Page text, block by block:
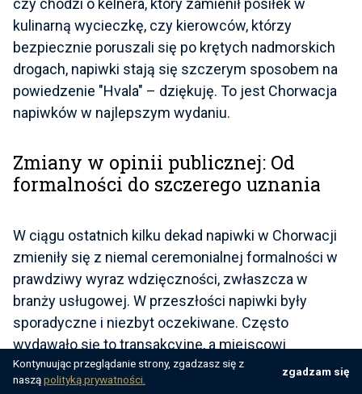
czy chodzi o kelnera, który zamienił posiłek w
kulinarną wycieczkę, czy kierowców, którzy
bezpiecznie poruszali się po krętych nadmorskich
drogach, napiwki stają się szczerym sposobem na
powiedzenie "Hvala" – dziękuję. To jest Chorwacja
napiwków w najlepszym wydaniu.
Zmiany w opinii publicznej: Od
formalności do szczerego uznania
W ciągu ostatnich kilku dekad napiwki w Chorwacji
zmieniły się z niemal ceremonialnej formalności w
prawdziwy wyraz wdzięczności, zwłaszcza w
branży usługowej. W przeszłości napiwki były
sporadyczne i niezbyt oczekiwane. Często
wydawało się to transakcyjne, a miejscowi
zazwyczaj zaokrąglali swójrachunek
większego zastanowienia się nad jakością usług.
Kontynuując przeglądanie strony, zgadzasz się z
nasząpolityką prywatności.
zgadzam się